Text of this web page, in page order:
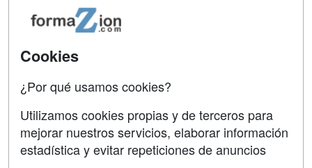
Acceso Usuarios
Acceso Centros
Contactar
Confidencialidad
SÍGUENOS EN:
Cookies
¿Por qué usamos cookies?
Utilizamos cookies propias y de terceros para
mejorar nuestros servicios, elaborar información
estadística y evitar repeticiones de anuncios